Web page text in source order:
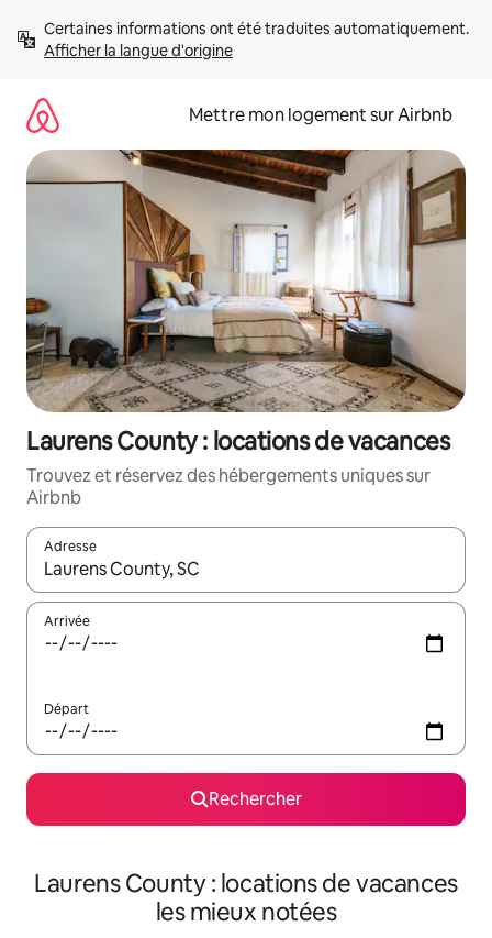
directement
Afficher la langue d'origine
Mettre mon logement sur Airbnb
Laurens County : locations de vacances
Trouvez et réservez des hébergements uniques sur
Airbnb
Adresse
Lorsque les résultats s'affichent, utilisez les flèches vers le
Arrivée
Départ
Rechercher
Laurens County : locations de vacances
les mieux notées